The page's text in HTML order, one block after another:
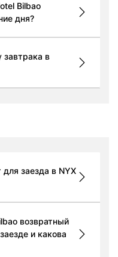
Bilbao
дня?
завтрака в
заезда в NYX
возвратный
и какова